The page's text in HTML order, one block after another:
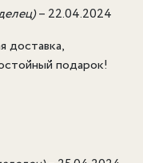
– 22.04.2024
доставка,
подарок!